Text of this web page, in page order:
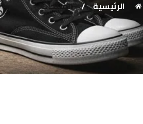
الرئيسية / المنتجات